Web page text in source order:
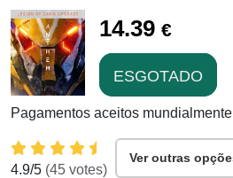
14.39 €
ESGOTADO
Pagamentos aceitos
4.9/5 (45 votes)
Ver outras